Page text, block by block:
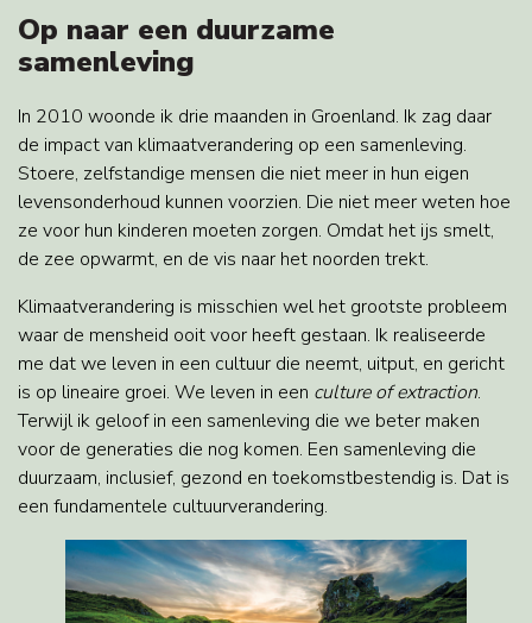
Op naar een duurzame
samenleving
In 2010 woonde ik drie maanden in Groenland. Ik zag daar
de impact van klimaatverandering op een samenleving.
Stoere, zelfstandige mensen die niet meer in hun eigen
levensonderhoud kunnen voorzien. Die niet meer weten hoe
ze voor hun kinderen moeten zorgen. Omdat het ijs smelt,
de zee opwarmt, en de vis naar het noorden trekt.
Klimaatverandering is misschien wel het grootste probleem
waar de mensheid ooit voor heeft gestaan. Ik realiseerde
me dat we leven in een cultuur die neemt, uitput, en gericht
is op lineaire groei. We leven in een culture of extraction.
Terwijl ik geloof in een samenleving die we beter maken
voor de generaties die nog komen. Een samenleving die
duurzaam, inclusief, gezond en toekomstbestendig is. Dat is
een fundamentele cultuurverandering.